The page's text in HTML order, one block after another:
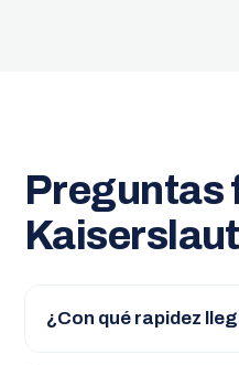
Preguntas
¿Con qué rapidez